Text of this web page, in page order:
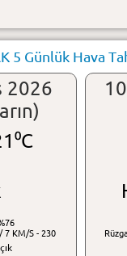
5 Günlük Hava
2026
7 KM/S - 230